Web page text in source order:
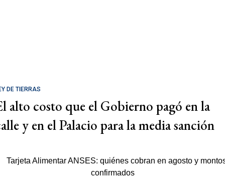
DE TIERRAS
alto costo que el Gobierno pagó en la
y en el Palacio para la media sanción